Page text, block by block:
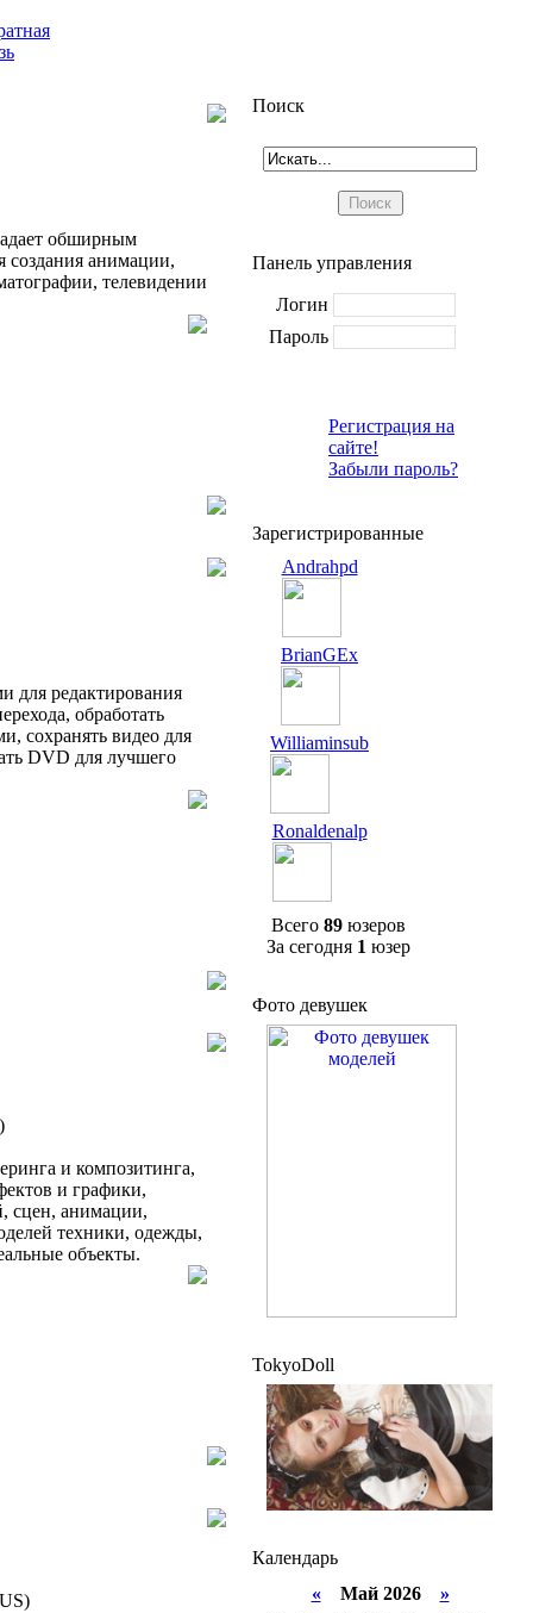
обширным
создания анимации,
телевидении
для редактирования
обработать
сохранять видео для
DVD для лучшего
и композитинга,
и графики,
сцен, анимации,
техники, одежды,
объекты.
Поиск
Панель управления
Логин
Пароль
Регистрация на
сайте!
Забыли пароль?
Зарегистрированные
Andrahpd
BrianGEx
Williaminsub
Ronaldenalp
Всего 89 юзеров
За сегодня 1 юзер
Фото девушек
TokyoDoll
Календарь
«Май 2026 »